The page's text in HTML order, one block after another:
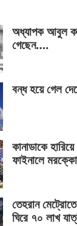
অধ্যাপক আবুল
গেছেন….
বন্ধ হয়ে গেল
কানাডাকে
ফাইনালে মরক্কো
তেহরান
ঘিরে ৭০ লাখ